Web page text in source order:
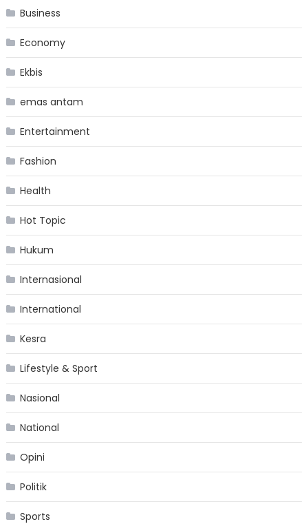
Business
Economy
Ekbis
emas antam
Entertainment
Fashion
Health
Hot Topic
Hukum
Internasional
International
Kesra
Lifestyle & Sport
Nasional
National
Opini
Politik
Sports